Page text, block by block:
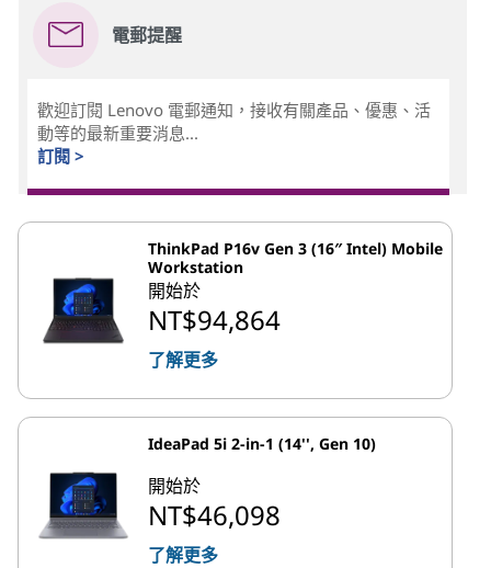
電郵提醒
歡迎訂閱 Lenovo 電郵通知，接收有關產品、優惠、活
動等的最新重要消息...
訂閱 >
ThinkPad P16v Gen 3 (16″ Intel) Mobile
Workstation
開始於
NT$94,864
了解更多
IdeaPad 5i 2-in-1 (14'', Gen 10)
開始於
NT$46,098
了解更多